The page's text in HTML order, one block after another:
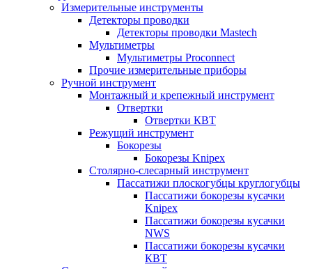
Измерительные инструменты
Детекторы проводки
Детекторы проводки Mastech
Мультиметры
Мультиметры Proconnect
Прочие измерительные приборы
Ручной инструмент
Монтажный и крепежный инструмент
Отвертки
Отвертки КВТ
Режущий инструмент
Бокорезы
Бокорезы Knipex
Столярно-слесарный инструмент
Пассатижи плоскогубцы круглогубцы
Пассатижи бокорезы кусачки
Knipex
Пассатижи бокорезы кусачки
NWS
Пассатижи бокорезы кусачки
КВТ